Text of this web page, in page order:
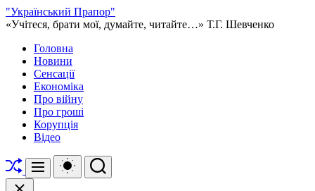
Перейти
до
"Український Прапор"
«Учітеся, брати мої, думайте, читайте…» Т.Г. Шевченко
Головна
Новини
Сенсації
Економіка
Про війну
Про гроші
Корупція
Відео
Перетасувати
Меню
Перемикач
кольорового
Пошук
Закрити